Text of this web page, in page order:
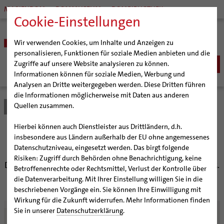
Cookie-Einstellungen
Wir verwenden Cookies, um Inhalte und Anzeigen zu
personalisieren, Funktionen für soziale Medien anbieten und die
Zugriffe auf unsere Website analysieren zu können.
Informationen können für soziale Medien, Werbung und
Analysen an Dritte weitergegeben werden. Diese Dritten führen
die Informationen möglicherweise mit Daten aus anderen
Quellen zusammen.
Hierbei können auch Dienstleister aus Drittländern, d.h.
insbesondere aus Ländern außerhalb der EU ohne angemessenes
Datenschutzniveau, eingesetzt werden. Das birgt folgende
Risiken: Zugriff durch Behörden ohne Benachrichtigung, keine
Betroffenenrechte oder Rechtsmittel, Verlust der Kontrolle über
die Datenverarbeitung. Mit Ihrer Einstellung willigen Sie in die
beschriebenen Vorgänge ein. Sie können Ihre Einwilligung mit
Wirkung für die Zukunft widerrufen. Mehr Informationen finden
Sie in unserer Datenschutzerklärung.
MARIENDOM DOMMUSEUM DOMBIBLIOTHEK
BISTUM
Bischöfe
Weihbischof Dr. Martin Marahrens
Bischof em. Norbert Trelle
Weihbischof em. Bongartz
Weihbischof em. Schwerdtfeger
Weihbischof em. Koitz
Bischof em. Dr. Wüstenberg
Generalvikariat
Gremien
Diözesangericht
Gemeindegremien
Pfarrgemeinden
Hildesheimer Dom
Virtueller Rundgang durch den Dom
Tausendjähriger Rosenstock
Die Hildesheimer Dommusik
Wallfahrten | Pilgern
Termine Wallfahrten und Pilgern
Jakobswege im Bistum Hildesheim
Veranstaltungen
Strategieprozess
Jugend
Bistum Hildesheim
Tönendes Schweigen
Dommusiker laden zu einem „Konzert der Stille“ am 25.
November ein
© privat